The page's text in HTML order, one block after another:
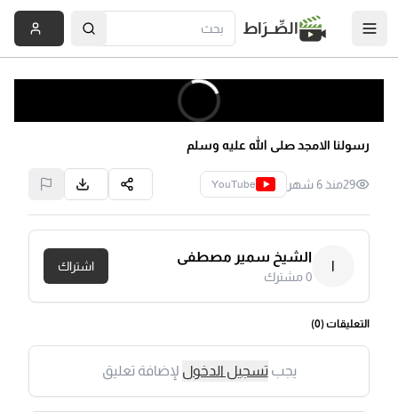
الصِّــرَاط
رسولنا الامجد صلى الله عليه وسلم
29منذ 6 شهر YouTube
ا
الشيخ سمير مصطفى
0مشترك
اشتراك
التعليقات (0
)
يجبتسجيل الدخول لإضافة تعليق